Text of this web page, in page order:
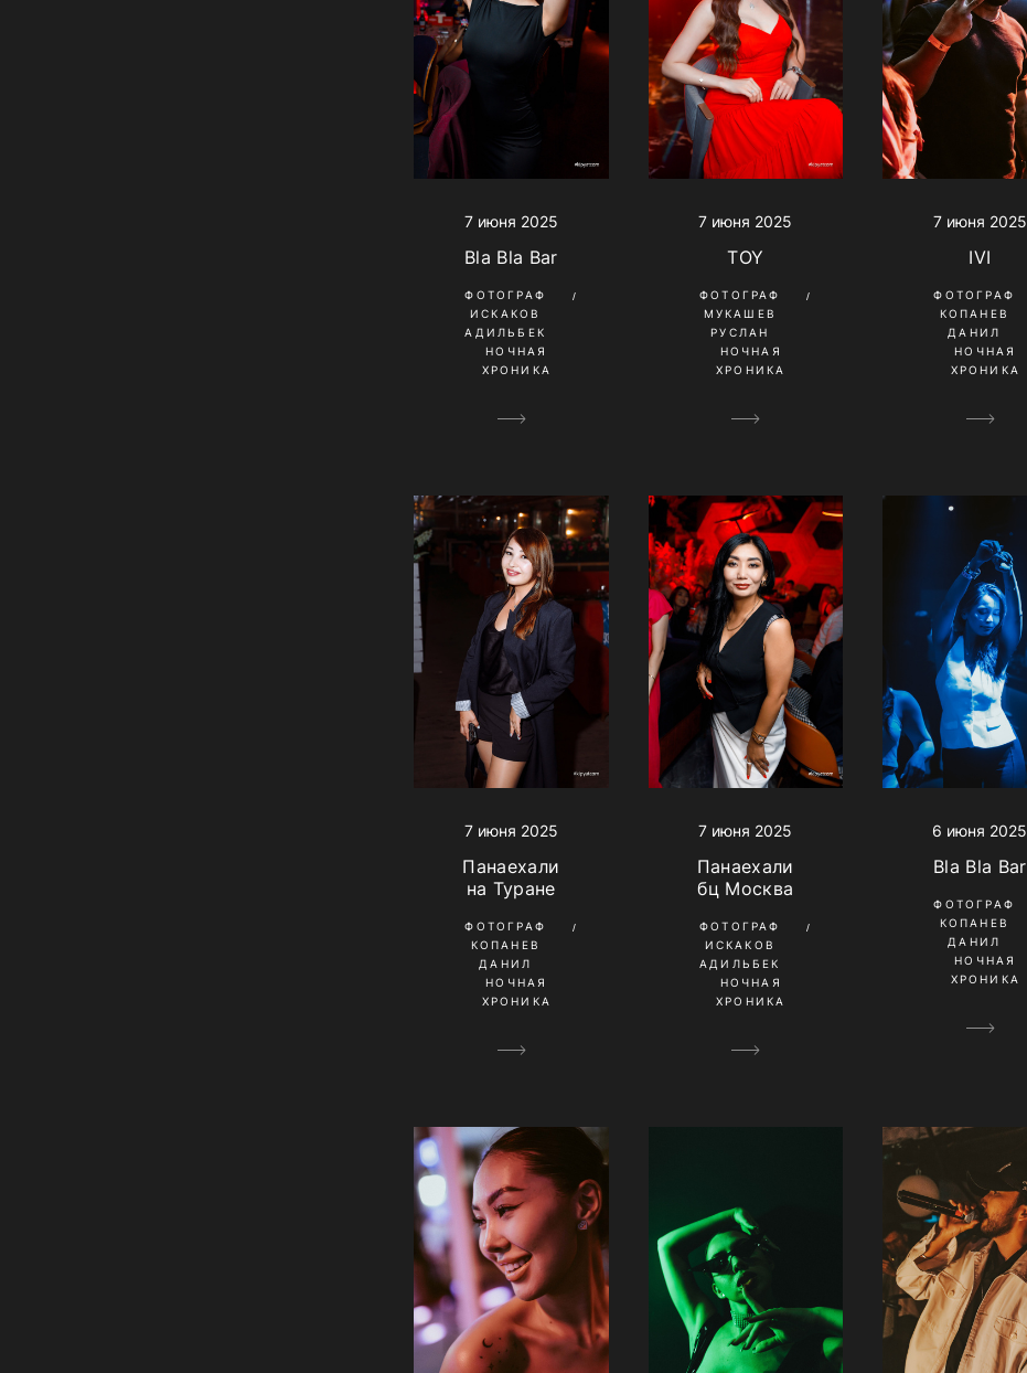
7 июня 2025
Bla Bla Bar
ФОТОГРАФ
ИСКАКОВ
АДИЛЬБЕК
НОЧНАЯ
ХРОНИКА
7 июня 2025
TOY
ФОТОГРАФ
МУКАШЕВ
РУСЛАН
НОЧНАЯ
ХРОНИКА
7 июня 2025
IVI
ФОТОГРАФ
КОПАНЕВ
ДАНИЛ
НОЧНАЯ
ХРОНИКА
7 июня 2025
Панаехали
на Туране
ФОТОГРАФ
КОПАНЕВ
ДАНИЛ
НОЧНАЯ
ХРОНИКА
7 июня 2025
Панаехали
бц Москва
ФОТОГРАФ
ИСКАКОВ
АДИЛЬБЕК
НОЧНАЯ
ХРОНИКА
6 июня 2025
Bla Bla Bar
ФОТОГРАФ
КОПАНЕВ
ДАНИЛ
НОЧНАЯ
ХРОНИКА